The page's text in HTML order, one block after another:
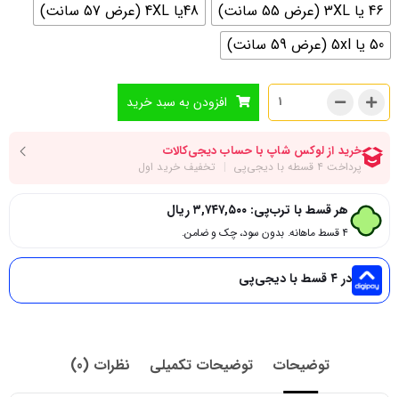
46 یا 3XL (عرض 55 سانت)
48یا 4XL (عرض 57 سانت)
50 یا 5xl (عرض 59 سانت)
افزودن به سبد خرید
هر قسط با ترب‌پی: ۳,۷۴۷,۵۰۰ریال
۴ قسط ماهانه. بدون سود، چک و ضامن.
در ۴ قسط با دیجی‌پی
توضیحات توضیحات تکمیلی نظرات (0)